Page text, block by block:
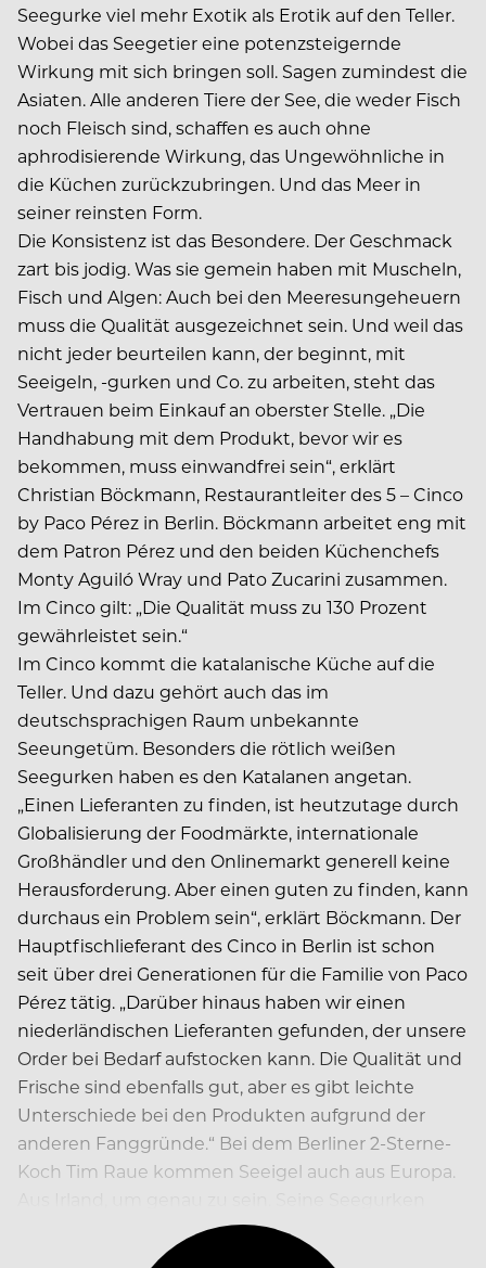
Seegurke viel mehr Exotik als Erotik auf den Teller.
Wobei das Seegetier eine potenzsteigernde
Wirkung mit sich bringen soll. Sagen zumindest die
Asiaten. Alle anderen Tiere der See, die weder Fisch
noch Fleisch sind, schaffen es auch ohne
aphrodisierende Wirkung, das Ungewöhnliche in
die Küchen zurückzubringen. Und das Meer in
seiner reinsten Form.
Die Konsistenz ist das Besondere. Der Geschmack
zart bis jodig. Was sie gemein haben mit Muscheln,
Fisch und Algen: Auch bei den Meeresungeheuern
muss die Qualität ausgezeichnet sein. Und weil das
nicht jeder beurteilen kann, der beginnt, mit
Seeigeln, -gurken und Co. zu arbeiten, steht das
Vertrauen beim Einkauf an oberster Stelle. „Die
Handhabung mit dem Produkt, bevor wir es
bekommen, muss einwandfrei sein“, erklärt
Christian Böckmann, Restaurantleiter des 5 – Cinco
by Paco Pérez in Berlin. Böckmann arbeitet eng mit
dem Patron Pérez und den beiden Küchenchefs
Monty Aguiló Wray und Pato Zucarini zusammen.
Im Cinco gilt: „Die Qualität muss zu 130 Prozent
gewährleistet sein.“
Im Cinco kommt die katalanische Küche auf die
Teller. Und dazu gehört auch das im
deutschsprachigen Raum unbekannte
Seeungetüm. Besonders die rötlich weißen
Seegurken haben es den Katalanen angetan.
„Einen Lieferanten zu finden, ist heutzutage durch
Globalisierung der Foodmärkte, internationale
Großhändler und den Onlinemarkt generell keine
Herausforderung. Aber einen guten zu finden, kann
durchaus ein Problem sein“, erklärt Böckmann. Der
Hauptfischlieferant des Cinco in Berlin ist schon
seit über drei Generationen für die Familie von Paco
Pérez tätig. „Darüber hinaus haben wir einen
niederländischen Lieferanten gefunden, der unsere
Order bei Bedarf aufstocken kann. Die Qualität und
Frische sind ebenfalls gut, aber es gibt leichte
Unterschiede bei den Produkten aufgrund der
anderen Fanggründe.“ Bei dem Berliner 2-Sterne-
Koch Tim Raue kommen Seeigel auch aus Europa.
kommen allerdings aus Japan.